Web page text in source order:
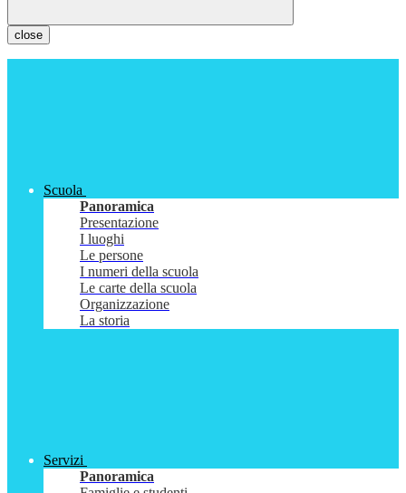
close
Scuola
Panoramica
Presentazione
I luoghi
Le persone
I numeri della scuola
Le carte della scuola
Organizzazione
La storia
Servizi
Panoramica